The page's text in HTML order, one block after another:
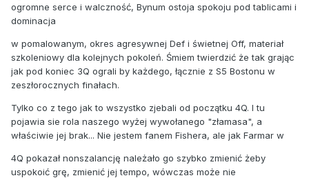
ogromne serce i walczność, Bynum ostoja spokoju pod tablicami i
dominacja
w pomalowanym, okres agresywnej Def i świetnej Off, materiał
szkoleniowy dla kolejnych pokoleń. Śmiem twierdzić że tak grając
jak pod koniec 3Q ograli by każdego, łącznie z S5 Bostonu w
zeszłorocznych finałach.
Tylko co z tego jak to wszystko zjebali od początku 4Q. I tu
pojawia sie rola naszego wyżej wywołanego "złamasa", a
właściwie jej brak... Nie jestem fanem Fishera, ale jak Farmar w
4Q pokazał nonszalancję należało go szybko zmienić żeby
uspokoić grę, zmienić jej tempo, wówczas może nie